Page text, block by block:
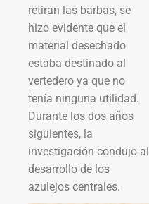
retiran las barbas, se
hizo evidente que el
material desechado
estaba destinado al
vertedero ya que no
tenía ninguna utilidad.
Durante los dos años
siguientes, la
investigación condujo al
desarrollo de los
azulejos centrales.